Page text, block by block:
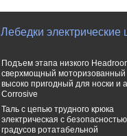
Лебедки электрические
Подъем этапа низкого
сверхмощный моторизованный
высоко пригодный для носки и
Corrosive
Таль с цепью трудного крюка
электрическая с
градусов ротатабельной